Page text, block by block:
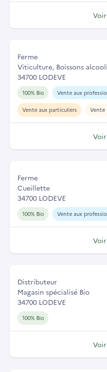
Ferme
Viticulture, Boissons
34700 LODEVE
100% Bio Vente aux
Vente aux particuliers Vente
Ferme
Cueillette
34700 LODEVE
100% Bio Vente aux
Distributeur
Magasin spécialisé Bio
34700 LODEVE
100% Bio